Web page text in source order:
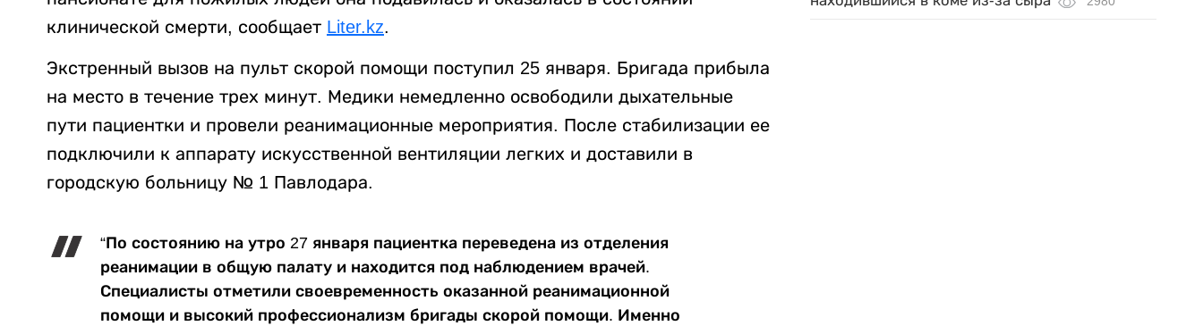
клинической смерти, сообщает Liter.kz.
Экстренный вызов на пульт скорой помощи поступил 25 января. Бригада прибыла
на место в течение трех минут. Медики немедленно освободили дыхательные
пути пациентки и провели реанимационные мероприятия. После стабилизации ее
подключили к аппарату искусственной вентиляции легких и доставили в
городскую больницу № 1 Павлодара.
“По состоянию на утро 27 января пациентка переведена из отделения
реанимации в общую палату и находится под наблюдением врачей.
Специалисты отметили своевременность оказанной реанимационной
помощи и высокий профессионализм бригады скорой помощи. Именно